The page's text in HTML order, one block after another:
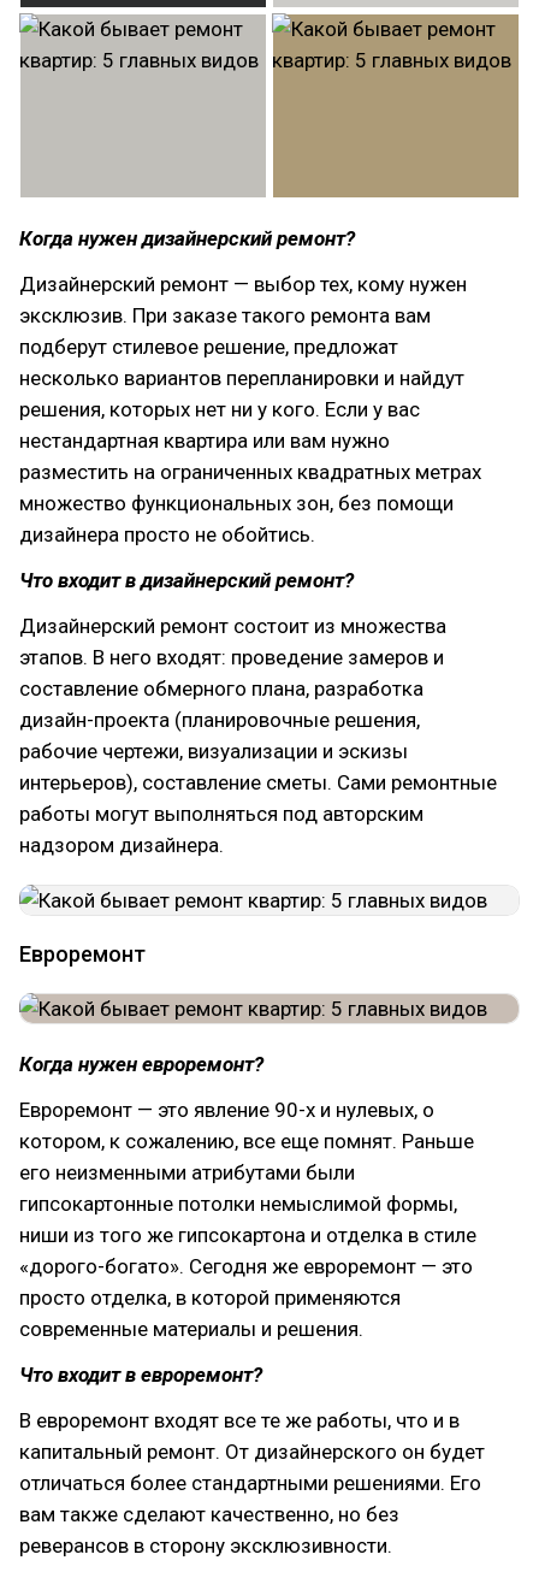
Когда нужен дизайнерский ремонт?
Дизайнерский ремонт — выбор тех, кому нужен
эксклюзив. При заказе такого ремонта вам
подберут стилевое решение, предложат
несколько вариантов перепланировки и найдут
решения, которых нет ни у кого. Если у вас
нестандартная квартира или вам нужно
разместить на ограниченных квадратных метрах
множество функциональных зон, без помощи
дизайнера просто не обойтись.
Что входит в дизайнерский ремонт?
Дизайнерский ремонт состоит из множества
этапов. В него входят: проведение замеров и
составление обмерного плана, разработка
дизайн-проекта (планировочные решения,
рабочие чертежи, визуализации и эскизы
интерьеров), составление сметы. Сами ремонтные
работы могут выполняться под авторским
надзором дизайнера.
Евроремонт
Когда нужен евроремонт?
Евроремонт — это явление 90-х и нулевых, о
котором, к сожалению, все еще помнят. Раньше
его неизменными атрибутами были
гипсокартонные потолки немыслимой формы,
ниши из того же гипсокартона и отделка в стиле
«дорого-богато». Сегодня же евроремонт — это
просто отделка, в которой применяются
современные материалы и решения.
Что входит в евроремонт?
В евроремонт входят все те же работы, что и в
капитальный ремонт. От дизайнерского он будет
отличаться более стандартными решениями. Его
вам также сделают качественно, но без
реверансов в сторону эксклюзивности.